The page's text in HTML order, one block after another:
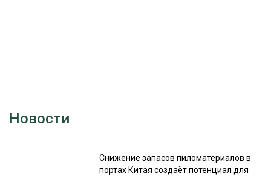
Новости
Снижение запасов пиломатериалов в
портах Китая создаёт потенциал для